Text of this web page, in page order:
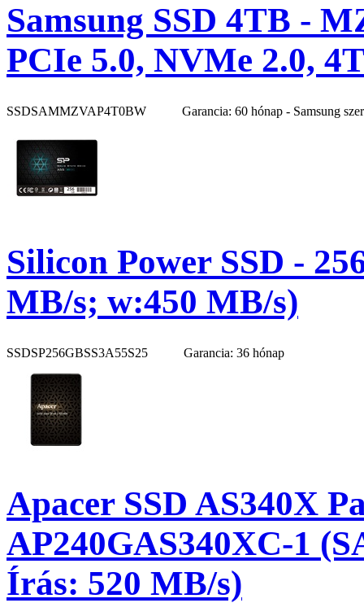
Samsung SSD 4TB -
PCIe 5.0, NVMe 2.0,
SSDSAMMZVAP4T0BW Garancia: 60 hónap - Samsung
Silicon Power SSD -
MB/s; w:450 MB/s)
SSDSP256GBSS3A55S25 Garancia: 36 hónap
Apacer SSD AS340X
AP240GAS340XC-1
Írás: 520 MB/s)